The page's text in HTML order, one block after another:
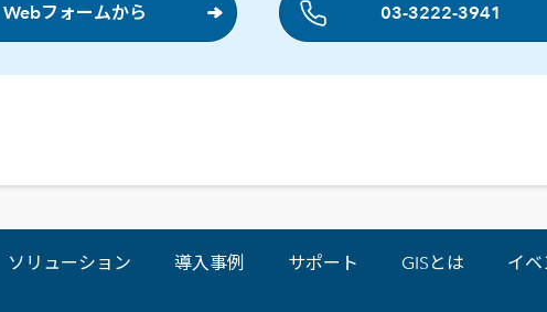
Webフォームから 03-3222-3941
ソリューション 導入事例 サポート GISとは イベ